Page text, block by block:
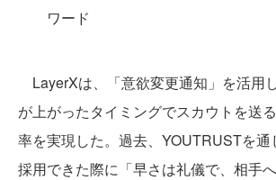
ワード
LayerXは、「意欲変更通知」を活用
が上がったタイミングでスカウトを送
率を実現した。過去、YOUTRUSTを通
採用できた際に「早さは礼儀で、相手